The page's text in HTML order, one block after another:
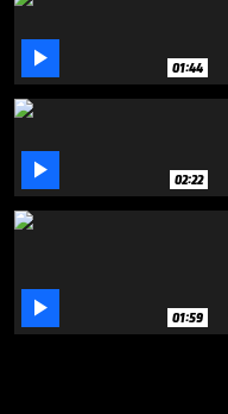
 01:44
 02:22
 01:59